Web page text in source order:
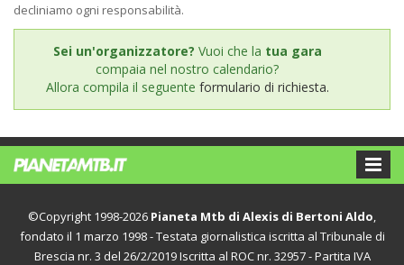
decliniamo ogni responsabilità.
Sei un'organizzatore? Vuoi che la tua gara
compaia nel nostro calendario?
Allora compila il seguente formulario di richiesta.
©Copyright 1998-2026 Pianeta Mtb di Alexis di Bertoni Aldo
fondato il 1 marzo 1998 - Testata giornalistica iscritta al Tribunale di
Brescia nr. 3 del 26/2/2019 Iscritta al ROC nr. 32957 - Partita IVA